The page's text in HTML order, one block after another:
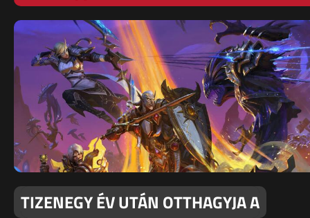
TIZENEGY ÉV UTÁN OTTHAGYJA A